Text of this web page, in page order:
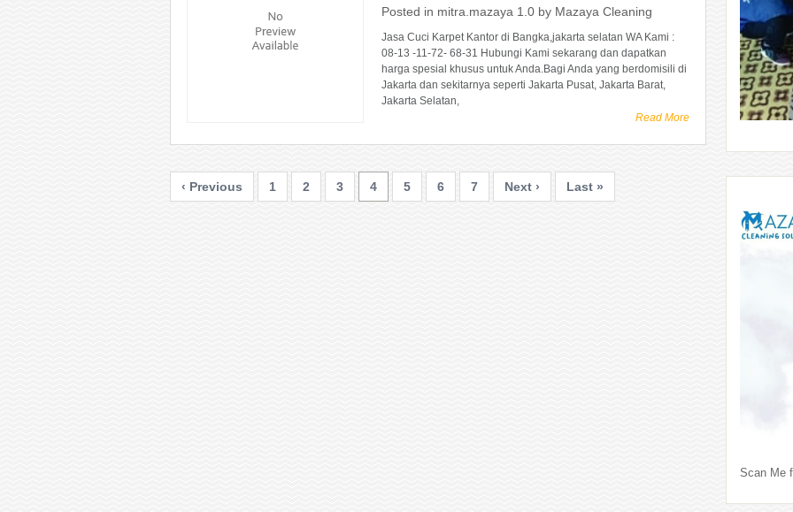
Posted in mitra.mazaya 1.0 by Mazaya Cleaning
Jasa Cuci Karpet Kantor di Bangka,jakarta selatan WA Kami :
08-13 -11-72- 68-31 Hubungi Kami sekarang dan dapatkan
harga spesial khusus untuk Anda.Bagi Anda yang berdomisili di
Jakarta dan sekitarnya seperti Jakarta Pusat, Jakarta Barat,
Jakarta Selatan,
Read More
‹ Previous 1 2 3 4 5 6 7 Next › Last »
Scan Me